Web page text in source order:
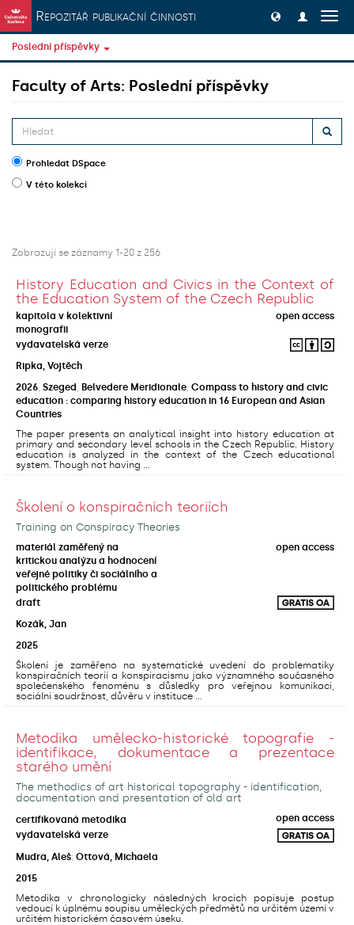
Přeskočit na obsah
Repozitář publikační činnosti
Poslední příspěvky
Faculty of Arts: Poslední příspěvky
Prohledat DSpace
V této kolekci
Zobrazují se záznamy 1-20 z 256
History Education and Civics in the Context of
the Education System of the Czech Republic
kapitola v kolektivní
monografii
open access
vydavatelská verze
Ripka, Vojtěch
2026 Szeged Belvedere Meridionale Compass to history and civic
education : comparing history education in 16 European and Asian
Countries
The paper presents an analytical insight into history education at
primary and secondary level schools in the Czech Republic. History
education is analyzed in the context of the Czech educational
system. Though not having ...
Školení o konspiračních teoriích
Training on Conspiracy Theories
materiál zaměřený na
kritickou analýzu a hodnocení
veřejné politiky či sociálního a
politického problému
open access
draft
Kozák, Jan
2025
Školení je zaměřeno na systematické uvedení do problematiky
konspiračních teorií a konspiracismu jako významného současného
společenského fenoménu s důsledky pro veřejnou komunikaci,
sociální soudržnost, důvěru v instituce ...
Metodika umělecko-historické topografie -
identifikace, dokumentace a prezentace
starého umění
The methodics of art historical topography - identification,
documentation and presentation of old art
certifikovaná metodika
open access
vydavatelská verze
Mudra, Aleš; Ottová, Michaela
2015
Metodika v chronologicky následných krocích popisuje postup
vedoucí k úplnému soupisu uměleckých předmětů na určitém území v
určitém historickém časovém úseku.